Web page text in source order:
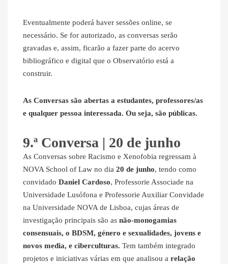
Eventualmente poderá haver sessões online, se
necessário. Se for autorizado, as conversas serão
gravadas e, assim, ficarão a fazer parte do acervo
bibliográfico e digital que o Observatório está a
construir.
As Conversas são abertas a estudantes, professores/as
e qualquer pessoa interessada. Ou seja, são públicas.
9.ª Conversa | 20 de junho
As Conversas sobre Racismo e Xenofobia regressam à
NOVA School of Law no dia 20 de junho, tendo como
convidado Daniel Cardoso, Professorie Associade na
Universidade Lusófona e Professorie Auxiliar Convidade
na Universidade NOVA de Lisboa, cujas áreas de
investigação principais são as não-monogamias
consensuais, o BDSM, género e sexualidades, jovens e
novos media, e ciberculturas. Tem também integrado
projetos e iniciativas várias em que analisou a relação